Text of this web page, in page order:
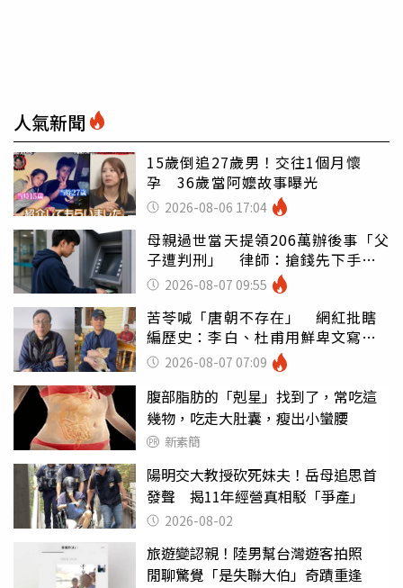
人氣新聞
15歲倒追27歲男！交往1個月懷
孕 36歲當阿嬤故事曝光
2026-08-06 17:04
母親過世當天提領206萬辦後事「父
子遭判刑」 律師：搶錢先下手是
罪 2026-08-07 09:55
苦苓喊「唐朝不存在」 網紅批瞎
編歷史：李白、杜甫用鮮卑文寫
詩？2026-08-07 07:09
腹部脂肪的「剋星」找到了，常吃這
幾物，吃走大肚囊，瘦出小蠻腰
新素簡
陽明交大教授砍死妹夫！岳母追思首
發聲 揭11年經營真相駁「爭產」
2026-08-02
旅遊變認親！陸男幫台灣遊客拍照
閒聊驚覺「是失聯大伯」奇蹟重逢